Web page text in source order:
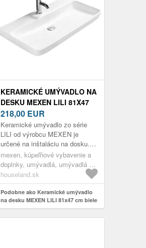
KERAMICKÉ UMÝVADLO NA
DESKU MEXEN LILI 81X47
CM BIELE
218,00 EUR
Keramické umývadlo zo série
LILI od výrobcu MEXEN je
určené na inštaláciu na dosku.
Vďaka svojim rozmerom je
ideálne predovšetkým do veľkých
kúpeľn...
mexen, kúpeľňové vybavenie a
doplnky, umývadlá, umývadlá na
dosku
houseland.sk
Podobne ako Keramické umývadlo
na desku MEXEN LILI 81x47 cm biele